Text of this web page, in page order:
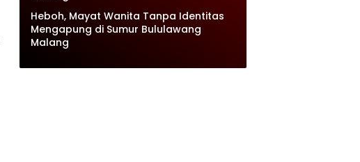
Heboh, Mayat Wanita Tanpa Identitas
Mengapung di Sumur Bululawang
Malang